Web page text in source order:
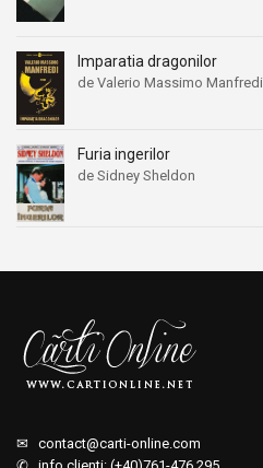
Imparatia dragonilor
de Valerio Massimo Manfredi
Furia ingerilor
de Sidney Sheldon
✉ contact@carti-online.com